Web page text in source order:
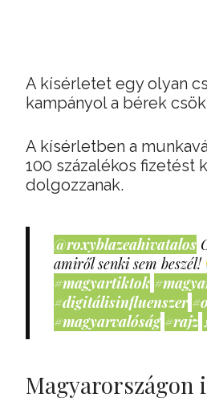
A kísérletet egy olyan
kampányol a bérek
A kísérletben a
100 százalékos fizetést
dolgozzanak.
@roxyblazeahivatalos
amiről senki sem beszél!
#magyartiktok
#digitálisinfluenszer
#magyarvalóság #rajz
Magyarországon